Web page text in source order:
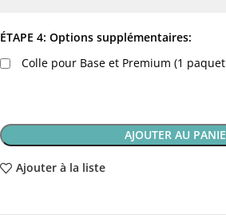
ÉTAPE 4: Options supplémentaires:
Colle pour Base et Premium (1
AJOUTER AU
Ajouter à la liste